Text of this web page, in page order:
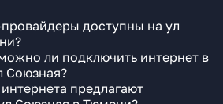
доступны на ул
ли подключить интернет в
Союзная?
предлагают